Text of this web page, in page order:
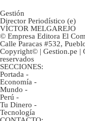
Gestión
Director Periodístico (e)
VÍCTOR MELGAREJO
© Empresa Editora El
Calle Paracas #532,
Copyright© | Gestion.pe |
reservados
SECCIONES:
Portada -
Economía -
Mundo -
Perú -
Tu Dinero -
Tecnología